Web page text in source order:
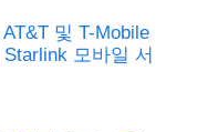
및 T-Mobile
모바일 서